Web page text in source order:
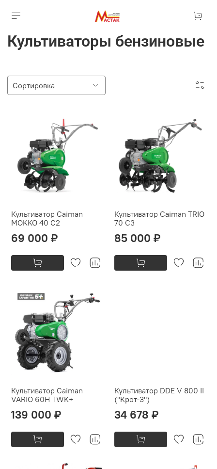
Культиваторы бензиновые
Культиватор Caiman
MOKKO 40 C2
69 000 ₽
Культиватор Caiman TRIO
70 C3
85 000 ₽
Культиватор Caiman
VARIO 60Н TWK+
139 000 ₽
Культиватор DDE V 800 II
("Крот-3")
34 678 ₽